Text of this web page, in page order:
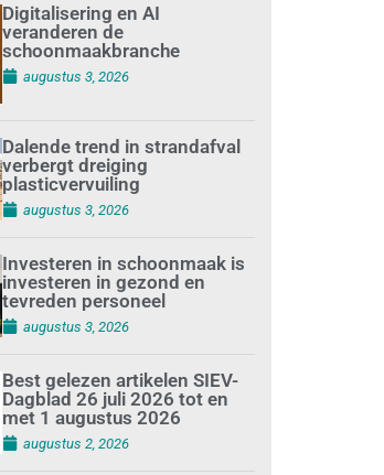
Digitalisering en AI
veranderen de
schoonmaakbranche
augustus 3, 2026
Dalende trend in strandafval
verbergt dreiging
plasticvervuiling
augustus 3, 2026
Investeren in schoonmaak is
investeren in gezond en
tevreden personeel
augustus 3, 2026
Best gelezen artikelen SIEV-
Dagblad 26 juli 2026 tot en
met 1 augustus 2026
augustus 2, 2026